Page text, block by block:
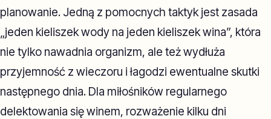
planowanie. Jedną z pomocnych taktyk jest zasada
„jeden kieliszek wody na jeden kieliszek wina”, która
nie tylko nawadnia organizm, ale też wydłuża
przyjemność z wieczoru i łagodzi ewentualne skutki
następnego dnia. Dla miłośników regularnego
delektowania się winem, rozważenie kilku dni